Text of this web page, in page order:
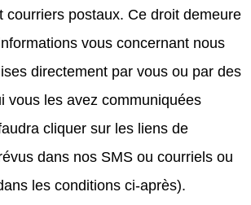
courriers postaux. Ce droit demeure
vous concernant nous
directement par vous ou par des
vous les avez communiquées
cliquer sur les liens de
dans nos SMS ou courriels ou
les conditions ci-après).